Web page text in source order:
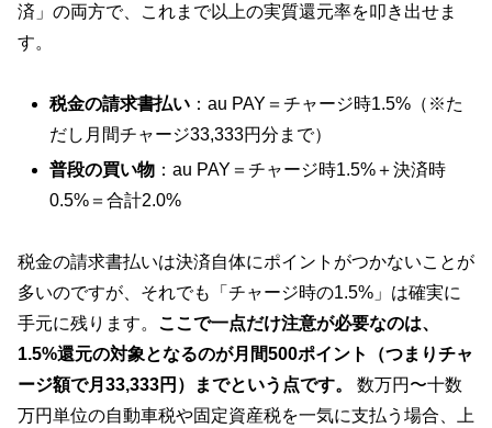
済」の両方で、これまで以上の実質還元率を叩き出せま
す。
税金の請求書払い ：au PAY＝チャージ時1.5%（※た
だし月間チャージ33,333円分まで）
普段の買い物 ：au PAY＝チャージ時1.5%＋決済時
0.5%＝合計2.0%
税金の請求書払いは決済自体にポイントがつかないことが
多いのですが、それでも「チャージ時の1.5%」は確実に
手元に残ります。 ここで一点だけ注意が必要なのは、
1.5%還元の対象となるのが月間500ポイント（つまりチャ
ージ額で月33,333円）までという点です。
数万円〜十数
万円単位の自動車税や固定資産税を一気に支払う場合、上